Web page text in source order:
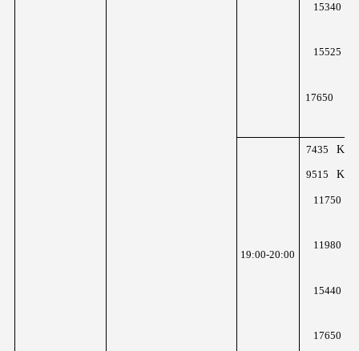
15340
15525
17650
19:00-20:00
7435 KHz
9515 KHz
11750
11980
15440
17650